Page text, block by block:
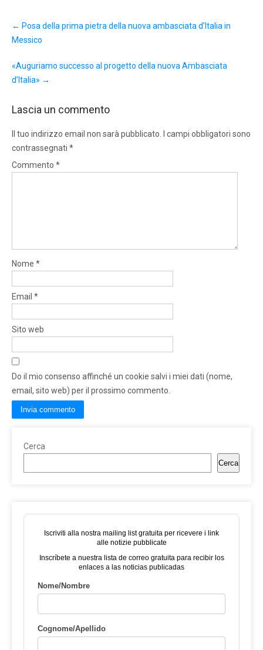
navigation
← Posa della prima pietra della nuova ambasciata d’Italia in
Messico
«Auguriamo successo al progetto della nuova Ambasciata
d’Italia» →
Lascia un commento
Il tuo indirizzo email non sarà pubblicato.
I campi obbligatori sono
contrassegnati *
Commento *
Nome *
Email *
Sito web
Do il mio consenso affinché un cookie salvi i miei dati (nome,
email, sito web) per il prossimo commento.
Cerca
Cerca
Iscriviti alla nostra mailing list gratuita per ricevere i link
alle notizie pubblicate
Inscríbete a nuestra lista de correo gratuita para recibir los
enlaces a las noticias publicadas
Nome/Nombre
Cognome/Apellido